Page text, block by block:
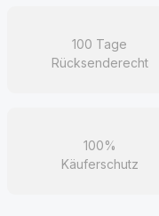
100 Tage
Rücksenderecht
100%
Käuferschutz